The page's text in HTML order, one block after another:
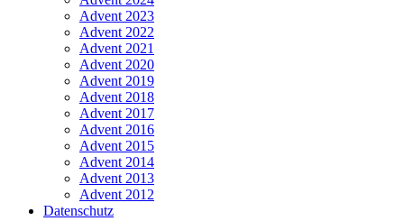
Advent 2023
Advent 2022
Advent 2021
Advent 2020
Advent 2019
Advent 2018
Advent 2017
Advent 2016
Advent 2015
Advent 2014
Advent 2013
Advent 2012
Datenschutz